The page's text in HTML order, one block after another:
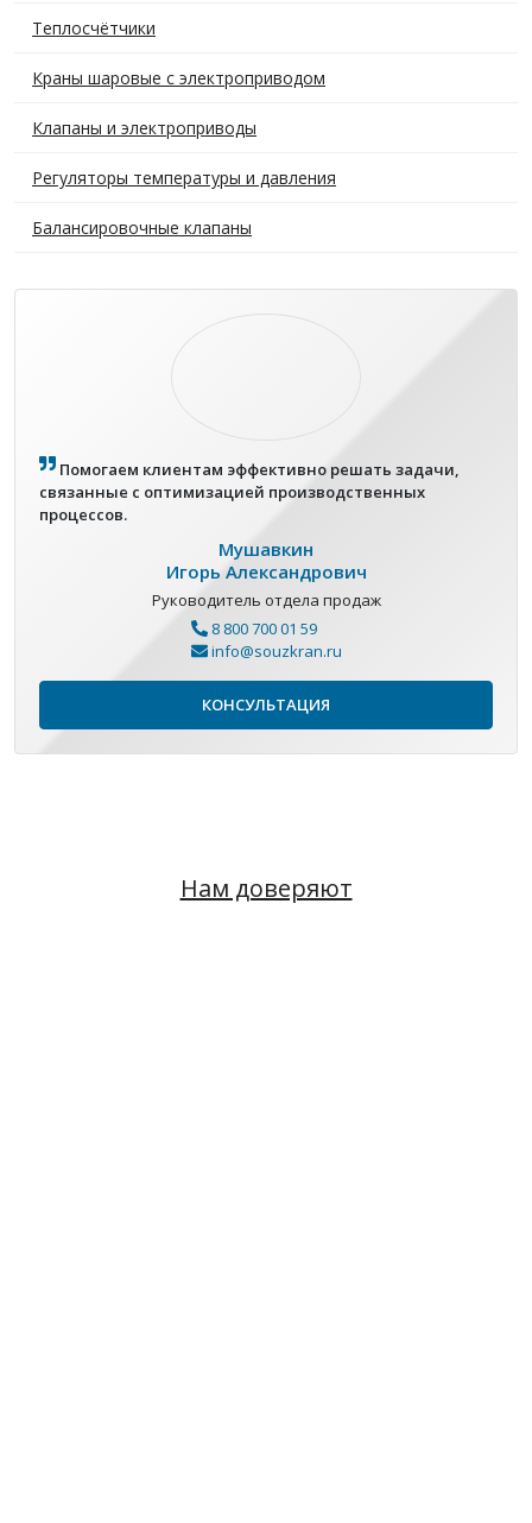
Теплосчётчики
Краны шаровые с электроприводом
Клапаны и электроприводы
Регуляторы температуры и давления
Балансировочные клапаны
Помогаем клиентам эффективно решать задачи,
связанные с оптимизацией производственных
процессов.
Мушавкин
Игорь Александрович
Руководитель отдела продаж
8 800 700 01 59
info@souzkran.ru
КОНСУЛЬТАЦИЯ
Нам доверяют